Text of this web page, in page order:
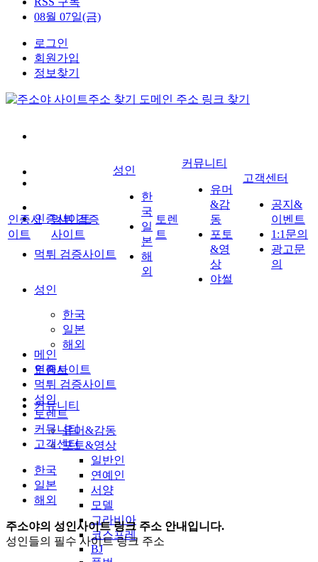
08월 07일(금)
로그인
회원가입
정보찾기
인증사이트
먹튀 검증사이트
성인
한국
일본
해외
토렌트
커뮤니티
유머&감동
포토&영상
일반인
연예인
서양
모델
그라비아
코스프레
BJ
인증사
이트
먹튀 검증
사이트
성인
한
국
일
본
해
외
토렌
트
커뮤니티
유머
&감
동
포토
&영
상
야썰
고객센터
공지&
이벤트
1:1문의
광고문
의
메인
인증사이트
먹튀 검증사이트
성인
토렌트
커뮤니티
고객센터
한국
일본
해외
주소야의 성인사이트 링크 주소 안내입니다.
성인들의 필수 사이트 링크 주소